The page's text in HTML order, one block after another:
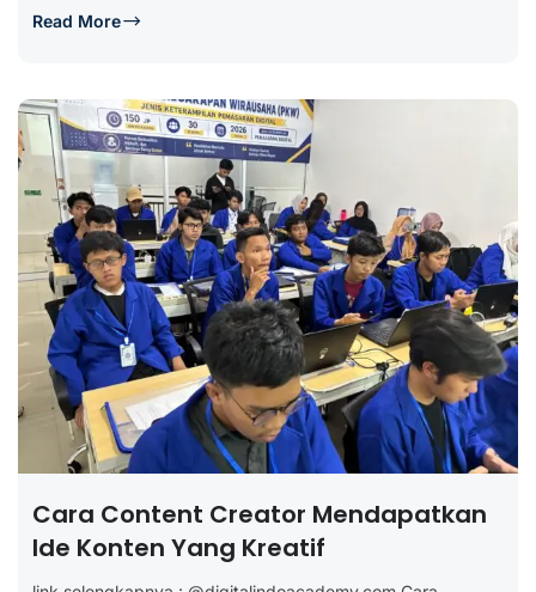
Read More
Cara Content Creator Mendapatkan
Ide Konten Yang Kreatif